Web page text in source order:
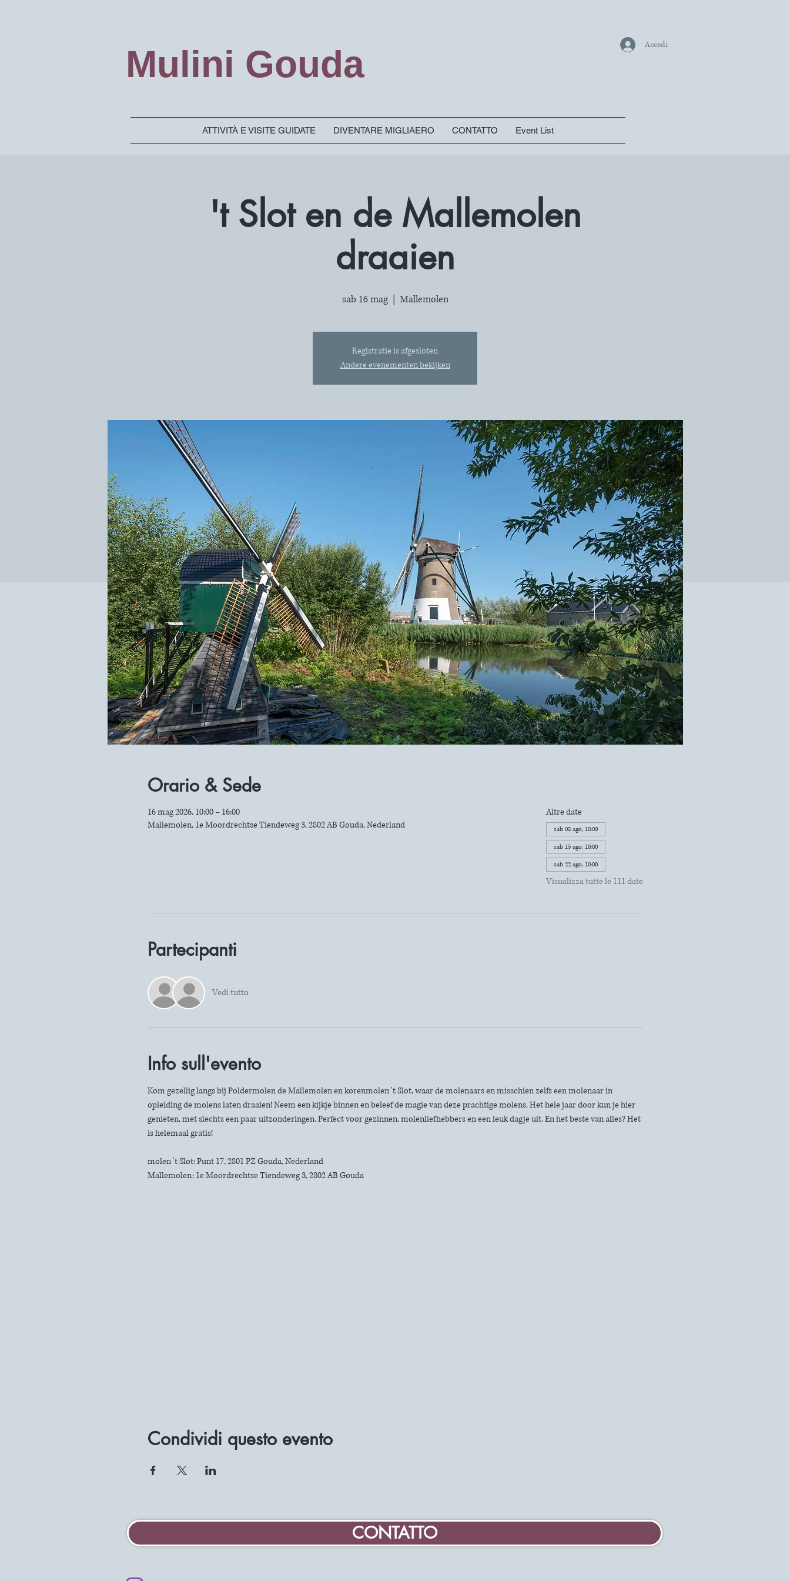
Mulini Gouda Accedi
ATTIVITÀ E VISITE GUIDATE DIVENTARE MIGLIAERO CONTATTO Event List
't Slot en de Mallemolen
draaien
sab 16 mag
  |
Mallemolen
Registratie is afgesloten
Andere evenementen bekijken
Orario & Sede
16 mag 2026, 10:00 – 16:00
Mallemolen, 1e Moordrechtse Tiendeweg 3, 2802 AB Gouda, Nederland
Altre date
sab 08 ago, 10:00
sab 15 ago, 10:00
sab 22 ago, 10:00
Visualizza tutte le 111 date
Partecipanti
Vedi tutto
Info sull'evento
Kom gezellig langs bij Poldermolen de Mallemolen en korenmolen 't Slot, waar de molenaars en misschien zelfs een molenaar in
opleiding de molens laten draaien! Neem een kijkje binnen en beleef de magie van deze prachtige molens. Het hele jaar door kun je hier
genieten, met slechts een paar uitzonderingen. Perfect voor gezinnen, molenliefhebbers en een leuk dagje uit. En het beste van alles? Het
is helemaal gratis!
molen 't Slot: Punt 17, 2801 PZ Gouda, Nederland
Mallemolen: 1e Moordrechtse Tiendeweg 3, 2802 AB Gouda
Condividi questo evento
CONTATTO